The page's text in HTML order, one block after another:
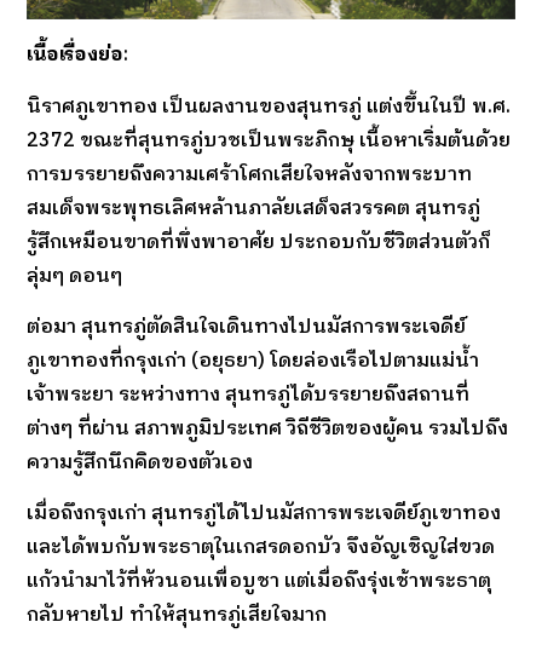
เนื้อเรื่องย่อ:
นิราศภูเขาทอง เป็นผลงานของสุนทรภู่ แต่งขึ้นในปี พ.ศ.
2372 ขณะที่สุนทรภู่บวชเป็นพระภิกษุ เนื้อหาเริ่มต้นด้วย
การบรรยายถึงความเศร้าโศกเสียใจหลังจากพระบาท
สมเด็จพระพุทธเลิศหล้านภาลัยเสด็จสวรรคต สุนทรภู่
รู้สึกเหมือนขาดที่พึ่งพาอาศัย ประกอบกับชีวิตส่วนตัวก็
ลุ่มๆ ดอนๆ
ต่อมา สุนทรภู่ตัดสินใจเดินทางไปนมัสการพระเจดีย์
ภูเขาทองที่กรุงเก่า (อยุธยา) โดยล่องเรือไปตามแม่น้ำ
เจ้าพระยา ระหว่างทาง สุนทรภู่ได้บรรยายถึงสถานที่
ต่างๆ ที่ผ่าน สภาพภูมิประเทศ วิถีชีวิตของผู้คน รวมไปถึง
ความรู้สึกนึกคิดของตัวเอง
เมื่อถึงกรุงเก่า สุนทรภู่ได้ไปนมัสการพระเจดีย์ภูเขาทอง
และได้พบกับพระธาตุในเกสรดอกบัว จึงอัญเชิญใส่ขวด
แก้วนำมาไว้ที่หัวนอนเพื่อบูชา แต่เมื่อถึงรุ่งเช้าพระธาตุ
กลับหายไป ทำให้สุนทรภู่เสียใจมาก